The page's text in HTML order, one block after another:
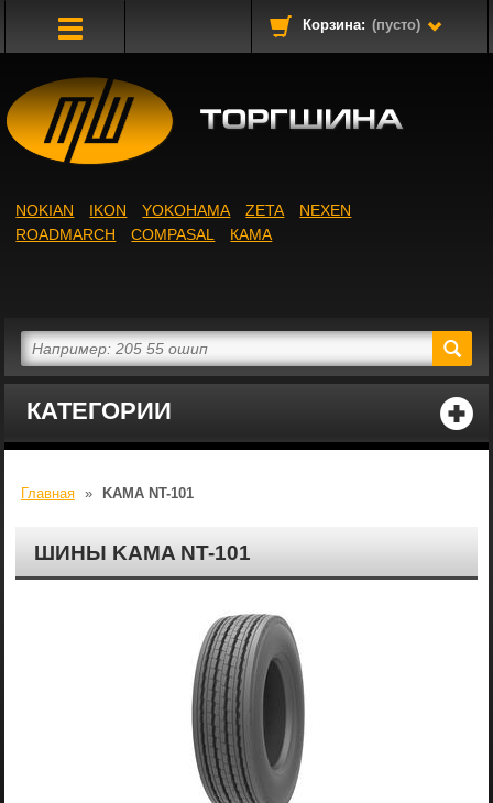
Корзина: (пусто)
КАТЕГОРИИ
NOKIAN IKON YOKOHAMA ZETA
NEXEN
ROADMARCH
COMPASAL КАМА
Главная » KAMA NT-101
ШИНЫ KAMA NT-101